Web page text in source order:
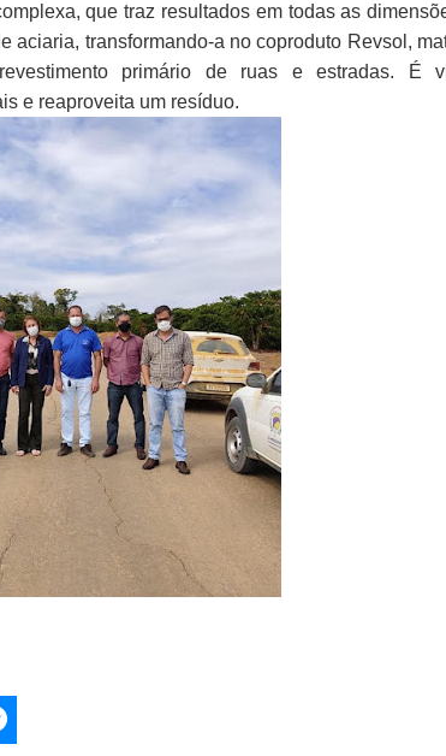
que traz resultados em todas as
aciaria, transformando-a no coproduto Revsol,
primário de ruas e estradas. É
e reaproveita um resíduo.